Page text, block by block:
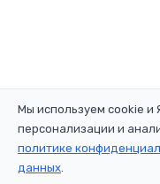
Мы используем cookie и
персонализации и
политике
данных.